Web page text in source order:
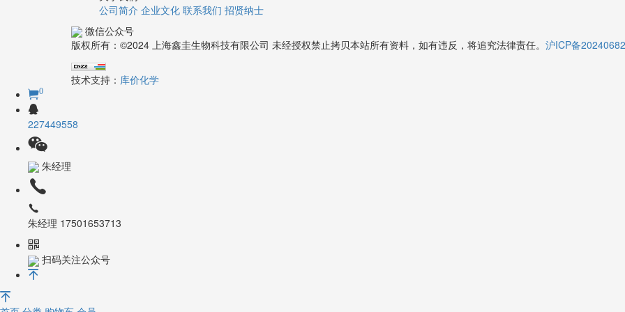
公司简介 企业文化 联系我们 招贤纳士
微信公众号
版权所有：©2024 上海鑫圭生物科技有限公司 未经授权禁止拷贝本站所有资料，如有违反，将追究法律责任。 沪ICP备
技术支持： 库价化学
0
227449558
朱经理
朱经理 17501653713
扫码关注公众号